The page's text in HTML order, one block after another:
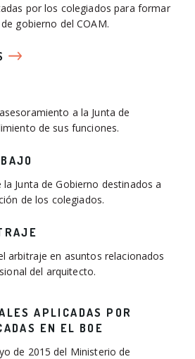
por los colegiados para formar
gobierno del COAM.
a la Junta de
de sus funciones.
Junta de Gobierno destinados a
de los colegiados.
arbitraje en asuntos relacionados
del arquitecto.
APLICADAS POR
EN EL BOE
de 2015 del Ministerio de